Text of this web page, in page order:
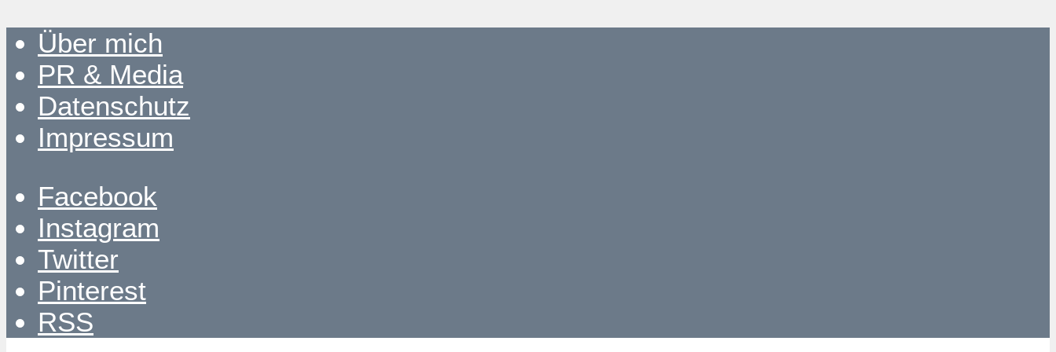
Über mich
PR & Media
Datenschutz
Impressum
Facebook
Instagram
Twitter
Pinterest
RSS